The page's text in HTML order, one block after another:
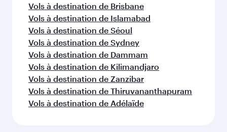
Vols à destination de Brisbane
Vols à destination de Islamabad
Vols à destination de Séoul
Vols à destination de Sydney
Vols à destination de Dammam
Vols à destination de Kilimandjaro
Vols à destination de Zanzibar
Vols à destination de Thiruvananthapuram
Vols à destination de Adélaïde